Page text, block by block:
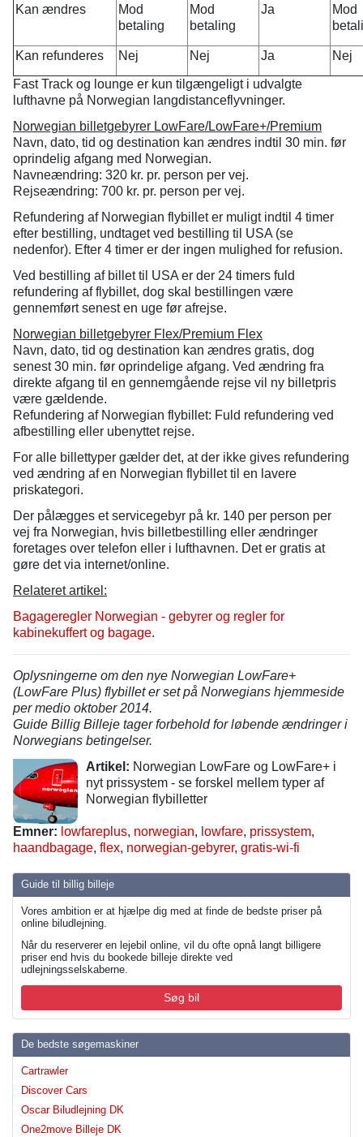
Guide til billig billeje
Vores ambition er at hjælpe dig med at finde de bedste priser på
online biludlejning.
Når du reserverer en lejebil online, vil du ofte opnå langt billigere
priser end hvis du bookede billeje direkte ved
udlejningsselskaberne.
Søg bil
De bedste søgemaskiner
Cartrawler
Discover Cars
Oscar Biludlejning DK
One2move Billeje DK
Kan ændres
Mod
betaling
Mod
betaling
Ja
Mod
Kan refunderes Nej Nej Ja Nej
Fast Track og lounge er kun tilgængeligt i udvalgte
lufthavne på Norwegian langdistanceflyvninger.
Norwegian billetgebyrer LowFare/LowFare+/Premium
Navn, dato, tid og destination kan ændres indtil 30 min. før
oprindelig afgang med Norwegian.
Navneændring: 320 kr. pr. person per vej.
Rejseændring: 700 kr. pr. person per vej.
Refundering af Norwegian flybillet er muligt indtil 4 timer
efter bestilling, undtaget ved bestilling til USA (se
nedenfor). Efter 4 timer er der ingen mulighed for refusion.
Ved bestilling af billet til USA er der 24 timers fuld
refundering af flybillet, dog skal bestillingen være
gennemført senest en uge før afrejse.
Norwegian billetgebyrer Flex/Premium Flex
Navn, dato, tid og destination kan ændres gratis, dog
senest 30 min. før oprindelige afgang. Ved ændring fra
direkte afgang til en gennemgående rejse vil ny billetpris
være gældende.
Refundering af Norwegian flybillet: Fuld refundering ved
afbestilling eller ubenyttet rejse.
For alle billettyper gælder det, at der ikke gives refundering
ved ændring af en Norwegian flybillet til en lavere
priskategori.
Der pålægges et servicegebyr på kr. 140 per person per
vej fra Norwegian, hvis billetbestilling eller ændringer
foretages over telefon eller i lufthavnen. Det er gratis at
gøre det via internet/online.
Relateret artikel:
Bagageregler Norwegian - gebyrer og regler for
kabinekuffert og bagage.
Oplysningerne om den nye Norwegian LowFare+
(LowFare Plus) flybillet er set på Norwegians hjemmeside
per medio oktober 2014.
Guide Billig Billeje tager forbehold for løbende ændringer i
Norwegians betingelser.
Artikel: Norwegian LowFare og LowFare+ i
nyt prissystem - se forskel mellem typer af
Norwegian flybilletter
Emner: lowfareplus, norwegian, lowfare, prissystem,
haandbagage, flex, norwegian-gebyrer, gratis-wi-fi